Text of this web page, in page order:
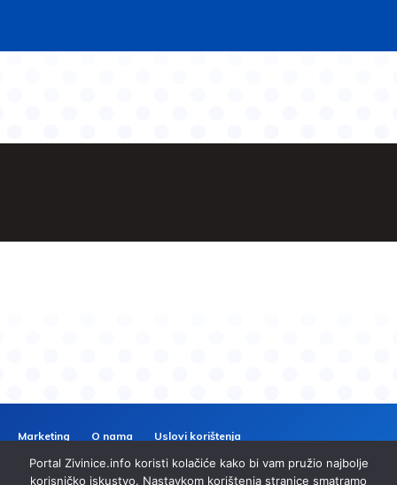
Marketing O nama
Uslovi korištenja
Politika privatnosti
Kontakt
Portal Zivinice.info koristi kolačiće kako bi vam pružio najbolje
korisničko iskustvo. Nastavkom korištenja stranice smatramo